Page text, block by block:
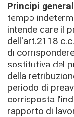
Principi
tempo
intende dare il
dell'art.2118
di
sostitutiva del
della
periodo di
corrisposta
rapporto di